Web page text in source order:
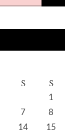
S S
1
7
8
14 15